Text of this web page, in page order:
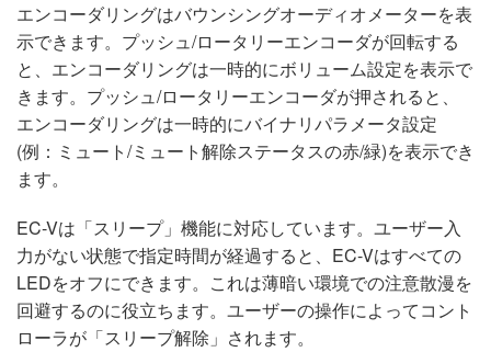
エンコーダリングはバウンシングオーディオメーターを表
示できます。プッシュ/ロータリーエンコーダが回転する
と、エンコーダリングは一時的にボリューム設定を表示で
きます。プッシュ/ロータリーエンコーダが押されると、
エンコーダリングは一時的にバイナリパラメータ設定
(例：ミュート/ミュート解除ステータスの赤/緑)を表示でき
ます。
EC-Vは「スリープ」機能に対応しています。ユーザー入
力がない状態で指定時間が経過すると、EC-Vはすべての
LEDをオフにできます。これは薄暗い環境での注意散漫を
回避するのに役立ちます。ユーザーの操作によってコント
ローラが「スリープ解除」されます。